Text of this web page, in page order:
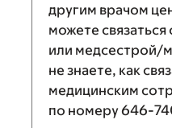
другим врачом
можете
или медсестрой/
не знаете, как
медицинским
по номеру646-